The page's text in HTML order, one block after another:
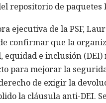
repositorio de paquetes
ejecutiva de la PSF,
confirmar que la
equidad e inclusión
para mejorar la
de exigir la
la cláusula anti-DEI.